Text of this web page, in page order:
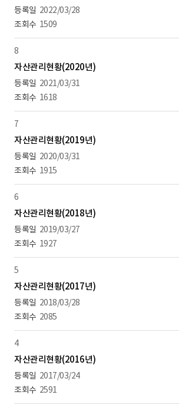
2022/03/28
1509
8
자산관리현황(2020년)
2021/03/31
1618
7
자산관리현황(2019년)
2020/03/31
1915
6
자산관리현황(2018년)
2019/03/27
1927
5
자산관리현황(2017년)
2018/03/28
2085
4
자산관리현황(2016년)
2017/03/24
2591